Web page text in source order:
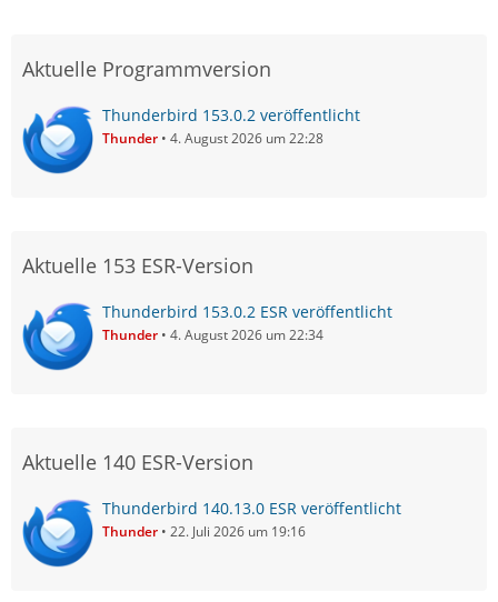
Aktuelle Programmversion
Thunderbird 153.0.2 veröffentlicht
Thunder 4. August 2026 um 22:28
Aktuelle 153 ESR-Version
Thunderbird 153.0.2 ESR veröffentlicht
Thunder 4. August 2026 um 22:34
Aktuelle 140 ESR-Version
Thunderbird 140.13.0 ESR veröffentlicht
Thunder 22. Juli 2026 um 19:16